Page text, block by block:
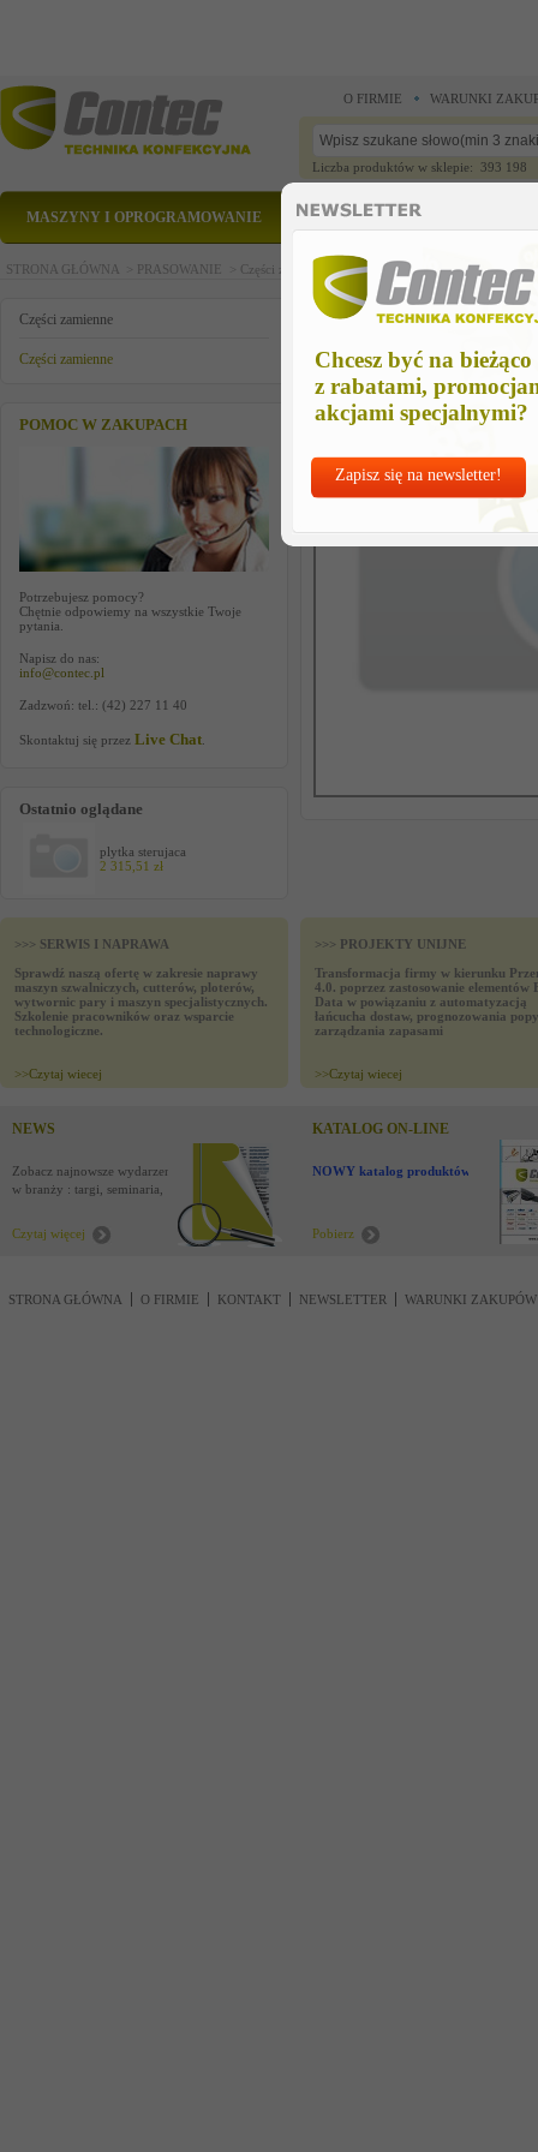
Chcesz być na bieżąco
z rabatami,
akcjami specjalnymi?
Zapisz się na newsletter!
O FIRMIE WARUNKI
Liczba produktów w sklepie: 393 198
MASZYNY I OPROGRAMOWANIE CZĘŚCI ZAMIENNE
STRONA GŁÓWNA > PRASOWANIE > Części zamienne >Części zamienne > plytka
Części zamienne
Części zamienne
POMOC W ZAKUPACH
Potrzebujesz pomocy?
Chętnie odpowiemy na wszystkie Twoje
pytania.
Napisz do nas:
info@contec.pl
Zadzwoń: tel.: (42) 227 11 40
Skontaktuj się przez Live Chat
Ostatnio oglądane
plytka sterujaca
2 315,51 zł
plytka sterujaca
>>> SERWIS I NAPRAWA
Sprawdź naszą ofertę w zakresie naprawy
maszyn szwalniczych, cutterów, ploterów,
wytwornic pary i maszyn specjalistycznych.
Szkolenie pracowników oraz wsparcie
technologiczne.
>>Czytaj wiecej
>>> PROJEKTY UNIJNE
Transformacja firmy w kierunku
4.0. poprzez zastosowanie elementów
Data w powiązaniu z automatyzacją
łańcucha dostaw, prognozowania
zarządzania zapasami
>>Czytaj wiecej
NEWS
Zobacz najnowsze wydarzenia
w branży : targi, seminaria,
Czytaj więcej
KATALOG ON-LINE
NOWY katalog produktów !
Pobierz
STRONA GŁÓWNA O FIRMIE KONTAKT NEWSLETTER WARUNKI ZAKUPÓW